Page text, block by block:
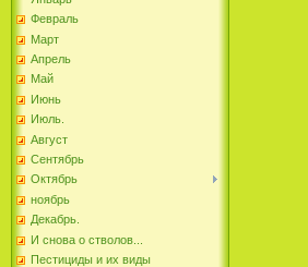
Февраль
Март
Апрель
Май
Июнь
Июль.
Август
Сентябрь
Октябрь
ноябрь
Декабрь.
И снова о стволов...
Пестициды и их виды